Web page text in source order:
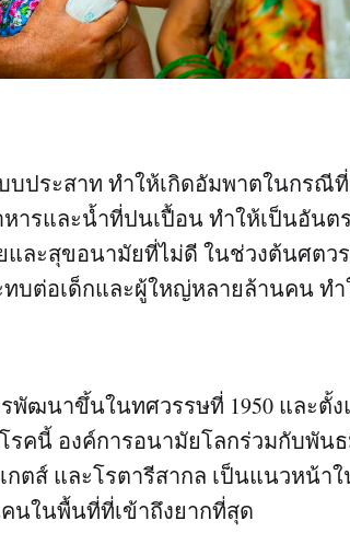
บประสาท ทำให้เกิดอัมพาตในกรณี
รและน้ำที่ปนเปื้อน ทำให้เป็นอันต
ละสุขอนามัยที่ไม่ดี ในช่วงต้นศตว
บต่อเด็กและผู้ใหญ่หลายล้านคน ท
พัฒนาขึ้นในทศวรรษที่ 1950 และตั้
รคนี้ องค์การอนามัยโลกร่วมกับพัน
ตส์ และโรตารีสากล เป็นแนวหน้า
นในพื้นที่ที่เข้าถึงยากที่สุด